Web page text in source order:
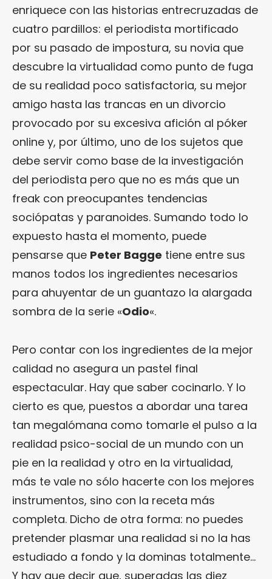
enriquece con las historias entrecruzadas de
cuatro pardillos: el periodista mortificado
por su pasado de impostura, su novia que
descubre la virtualidad como punto de fuga
de su realidad poco satisfactoria, su mejor
amigo hasta las trancas en un divorcio
provocado por su excesiva afición al póker
online y, por último, uno de los sujetos que
debe servir como base de la investigación
del periodista pero que no es más que un
freak con preocupantes tendencias
sociópatas y paranoides. Sumando todo lo
expuesto hasta el momento, puede
pensarse que Peter Bagge tiene entre sus
manos todos los ingredientes necesarios
para ahuyentar de un guantazo la alargada
sombra de la serie «Odio«.
Pero contar con los ingredientes de la mejor
calidad no asegura un pastel final
espectacular. Hay que saber cocinarlo. Y lo
cierto es que, puestos a abordar una tarea
tan megalómana como tomarle el pulso a la
realidad psico-social de un mundo con un
pie en la realidad y otro en la virtualidad,
más te vale no sólo hacerte con los mejores
instrumentos, sino con la receta más
completa. Dicho de otra forma: no puedes
pretender plasmar una realidad si no la has
estudiado a fondo y la dominas totalmente…
Y hay que decir que, superadas las diez